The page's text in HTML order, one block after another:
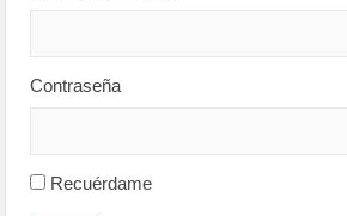
Contraseña
Recuérdame